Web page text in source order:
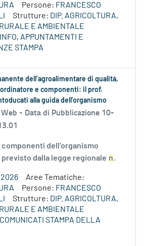
Persone: FRANCESCO
Strutture: DIP. AGRICOLTURA,
E AMBIENTALE
INFO, APPUNTAMENTI E
STAMPA
dell’agroalimentare di qualità,
e componenti: il prof.
alla guida dell’organismo
- Data di Pubblicazione 10-
dell’organismo
dalla legge regionale n.
2026
Aree Tematiche:
Persone: FRANCESCO
Strutture: DIP. AGRICOLTURA,
E AMBIENTALE
COMUNICATI STAMPA DELLA